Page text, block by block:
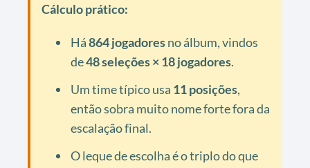
Cálculo prático:
Há864 jogadoresno álbum, vindos
de48 seleções × 18 jogadores.
Um time típico usa 11 posições,
então sobra muito nome forte fora da
escalação final.
O leque de escolha é o triplo do que